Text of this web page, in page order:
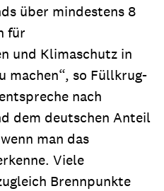
über mindestens 8
für
und Klimaschutz in
machen“, so Füllkrug-
nach
dem deutschen Anteil
man das
Viele
Brennpunkte